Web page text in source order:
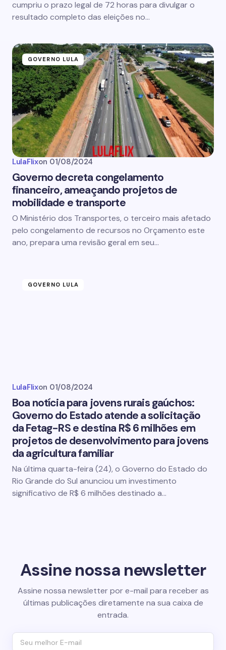
cumpriu o prazo legal de 72 horas para divulgar o
resultado completo das eleições no…
GOVERNO LULA
LulaFlixon 01/08/2024
Governo decreta congelamento
financeiro, ameaçando projetos de
mobilidade e transporte
O Ministério dos Transportes, o terceiro mais afetado
pelo congelamento de recursos no Orçamento este
ano, prepara uma revisão geral em seu…
GOVERNO LULA
LulaFlixon 01/08/2024
Boa notícia para jovens rurais gaúchos:
Governo do Estado atende a solicitação
da Fetag-RS e destina R$ 6 milhões em
projetos de desenvolvimento para jovens
da agricultura familiar
Na última quarta-feira (24), o Governo do Estado do
Rio Grande do Sul anunciou um investimento
significativo de R$ 6 milhões destinado a…
Assine nossa newsletter
Assine nossa newsletter por e-mail para receber as
últimas publicações diretamente na sua caixa de
entrada.